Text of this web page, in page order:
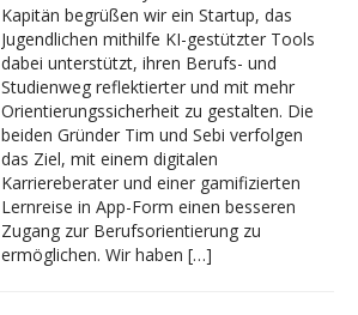
Kapitän begrüßen wir ein Startup, das
Jugendlichen mithilfe KI-gestützter Tools
dabei unterstützt, ihren Berufs- und
Studienweg reflektierter und mit mehr
Orientierungssicherheit zu gestalten. Die
beiden Gründer Tim und Sebi verfolgen
das Ziel, mit einem digitalen
Karriereberater und einer gamifizierten
Lernreise in App-Form einen besseren
Zugang zur Berufsorientierung zu
ermöglichen. Wir haben […]